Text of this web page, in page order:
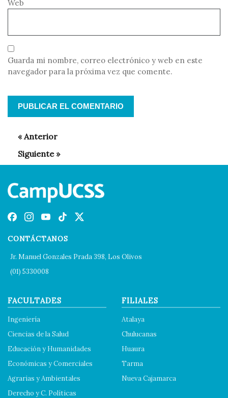
Web
Guarda mi nombre, correo electrónico y web en este
navegador para la próxima vez que comente.
CONTÁCTANOS
Jr. Manuel Gonzales Prada 398, Los Olivos
(01) 5330008
FACULTADES
Ingeniería
Ciencias de la Salud
Educación y Humanidades
Económicas y Comerciales
Agrarias y Ambientales
Derecho y C. Políticas
FILIALES
Atalaya
Chulucanas
Huaura
Tarma
Nueva Cajamarca